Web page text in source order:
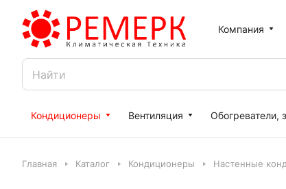
Компания
Кондиционеры Вентиляция Обогреватели,
Главная Каталог Кондиционеры Настенные